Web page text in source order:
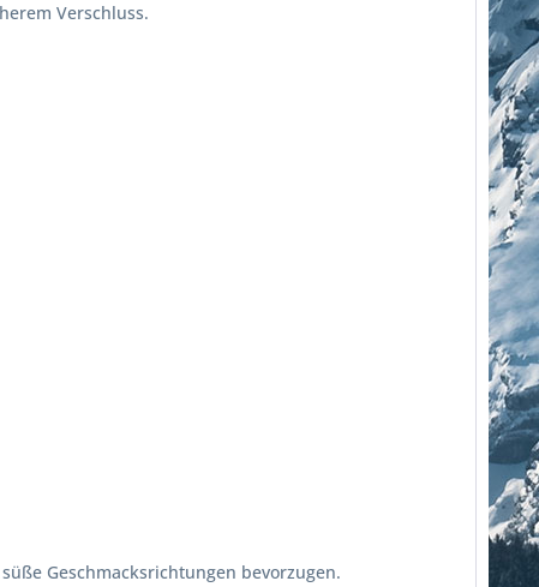
Verschluss.
Geschmacksrichtungen bevorzugen.